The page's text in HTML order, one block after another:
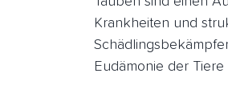
Krankheiten und
Eudämonie der